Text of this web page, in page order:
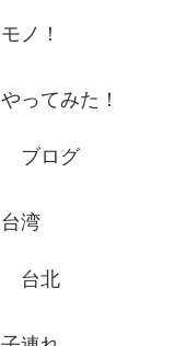
モノ！
やってみた！
ブログ
台湾
台北